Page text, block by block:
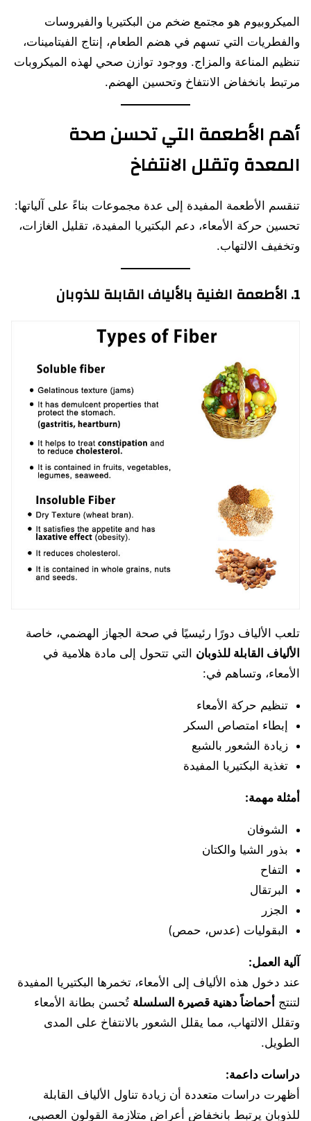
الميكروبيوم هو مجتمع ضخم من البكتيريا والفيروسات
والفطريات التي تسهم في هضم الطعام، إنتاج الفيتامينات،
تنظيم المناعة والمزاج. ووجود توازن صحي لهذه الميكروبات
مرتبط بانخفاض الانتفاخ وتحسين الهضم.
أهم الأطعمة التي تحسن صحة
المعدة وتقلل الانتفاخ
تنقسم الأطعمة المفيدة إلى عدة مجموعات بناءً على آلياتها:
تحسين حركة الأمعاء، دعم البكتيريا المفيدة، تقليل الغازات،
وتخفيف الالتهاب.
1. الأطعمة الغنية بالألياف القابلة للذوبان
تلعب الألياف دورًا رئيسيًا في صحة الجهاز الهضمي، خاصة
الألياف القابلة للذوبان التي تتحول إلى مادة هلامية في
الأمعاء، وتساهم في:
تنظيم حركة الأمعاء
إبطاء امتصاص السكر
زيادة الشعور بالشبع
تغذية البكتيريا المفيدة
أمثلة مهمة:
الشوفان
بذور الشيا والكتان
التفاح
البرتقال
الجزر
البقوليات (عدس، حمص)
آلية العمل:
عند دخول هذه الألياف إلى الأمعاء، تخمرها البكتيريا المفيدة
لتنتج أحماضاً دهنية قصيرة السلسلة تُحسن بطانة الأمعاء
وتقلل الالتهاب، مما يقلل الشعور بالانتفاخ على المدى
الطويل.
دراسات داعمة:
أظهرت دراسات متعددة أن زيادة تناول الألياف القابلة
للذوبان يرتبط بانخفاض أعراض متلازمة القولون العصبي،